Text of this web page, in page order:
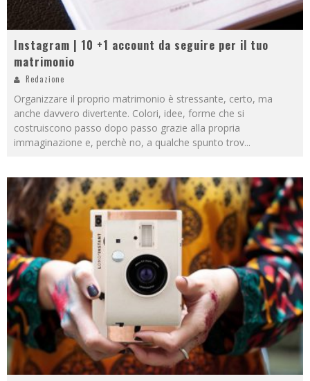
Instagram | 10 +1 account da seguire per il tuo
matrimonio
Redazione
Organizzare il proprio matrimonio è stressante, certo, ma
anche davvero divertente. Colori, idee, forme che si
costruiscono passo dopo passo grazie alla propria
immaginazione e, perchè no, a qualche spunto trov...